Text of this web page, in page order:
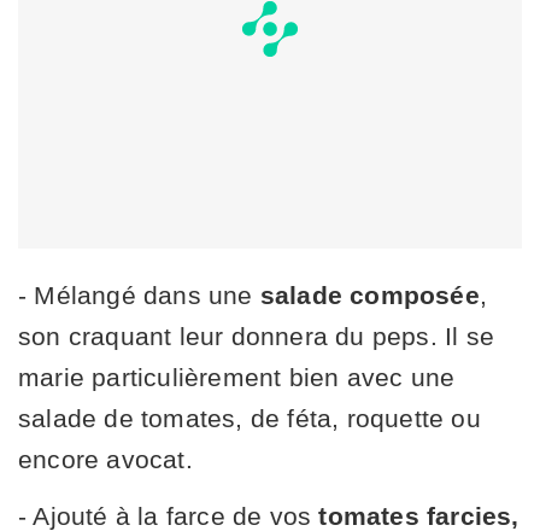
- Mélangé dans une salade composée
son craquant leur donnera du peps. Il se
marie particulièrement bien avec une
salade de tomates, de féta, roquette ou
encore avocat.
- Ajouté à la farce de vostomates farcies,